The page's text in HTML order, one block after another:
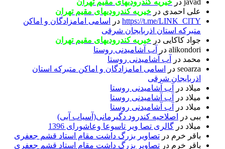
javad در خیریه کندرودیهای مقیم تهران
علی احمدی در خیریه کندرودیهای مقیم تهران
https://t.me/LINK_ClTY در
اسامی امامزادگان و اماکن
متبرکه استان اذربایجان شرقی
جواد کاکایی در خیریه کندرودیهای مقیم تهران
alikondori در
آب آشامیدنی روستا
محمد در
آب آشامیدنی روستا
seoarza در
اسامی امامزادگان و اماکن متبرکه استان
اذربایجان شرقی
میلاد در
آب آشامیدنی روستا
میلاد در
آب آشامیدنی روستا
میلاد در
آب آشامیدنی روستا
ببی در
اصلاحیه کندرود دگیرمانی(آسیاب آبی)
میلاد در گالری تصا ویر تاسوعا وعاشورای 1396
باقر خرم در تصاویر بزرگ داشت مقام استاد قشم جعفری
باقر خرم در تصاویر بزرگ داشت مقام استاد قشم جعفری